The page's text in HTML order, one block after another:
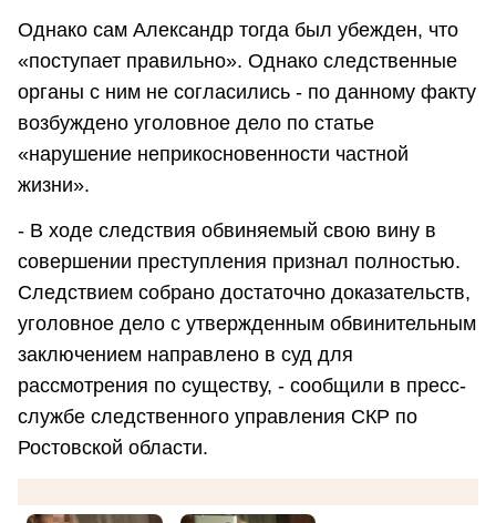
Однако сам Александр тогда был убежден, что
«поступает правильно». Однако следственные
органы с ним не согласились - по данному факту
возбуждено уголовное дело по статье
«нарушение неприкосновенности частной
жизни».
- В ходе следствия обвиняемый свою вину в
совершении преступления признал полностью.
Следствием собрано достаточно доказательств,
уголовное дело с утвержденным обвинительным
заключением направлено в суд для
рассмотрения по существу, - сообщили в пресс-
службе следственного управления СКР по
Ростовской области.